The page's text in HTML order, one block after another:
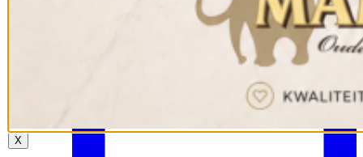
🏆✨ WE HEBBEN ’M GEWONNEN! 🏆 De Haagse Parel is va
X